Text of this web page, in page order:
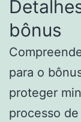
bônus
para o
proteger
processo